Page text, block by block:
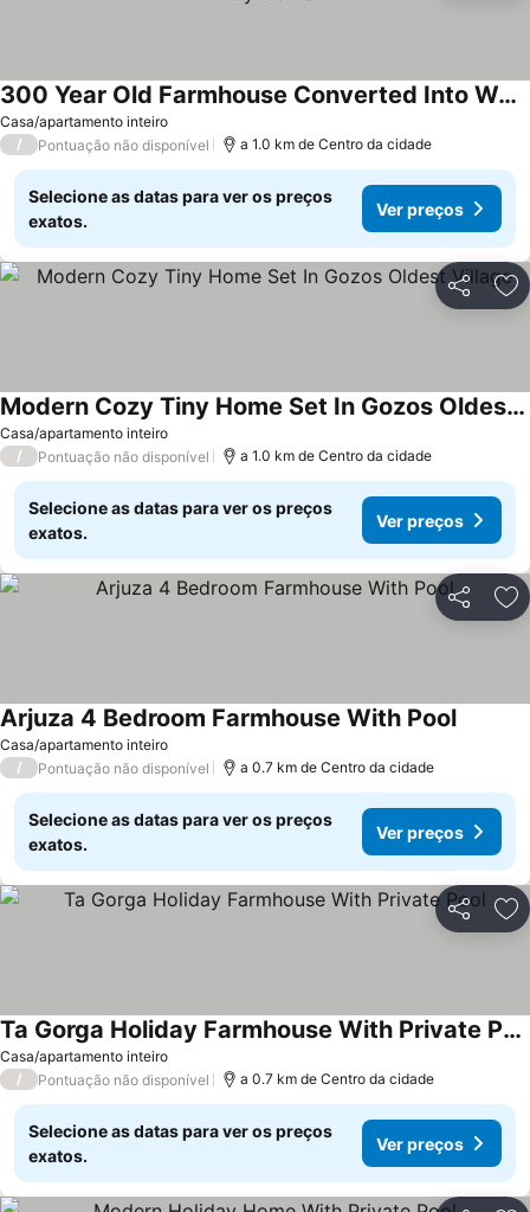
Casa/apartamento inteiro
300 Year Old Farmhouse Converted Into Welcoming Tiny Home
/ Pontuação não disponível a 1.0 km de Centro da cidade
Selecione as datas para ver os preços
exatos.
Ver preços
Partilhar
Casa/apartamento inteiro
Modern Cozy Tiny Home Set In Gozos Oldest Village
/ Pontuação não disponível a 1.0 km de Centro da cidade
Selecione as datas para ver os preços
exatos.
Ver preços
Partilhar
Casa/apartamento inteiro
Arjuza 4 Bedroom Farmhouse With Pool
/ Pontuação não disponível a 0.7 km de Centro da cidade
Selecione as datas para ver os preços
exatos.
Ver preços
Partilhar
Casa/apartamento inteiro
Ta Gorga Holiday Farmhouse With Private Pool
/ Pontuação não disponível a 0.7 km de Centro da cidade
Selecione as datas para ver os preços
exatos.
Ver preços